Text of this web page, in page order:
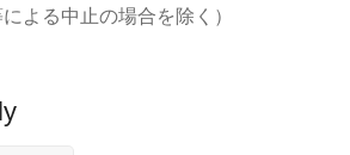
よる中止の場合を除く）